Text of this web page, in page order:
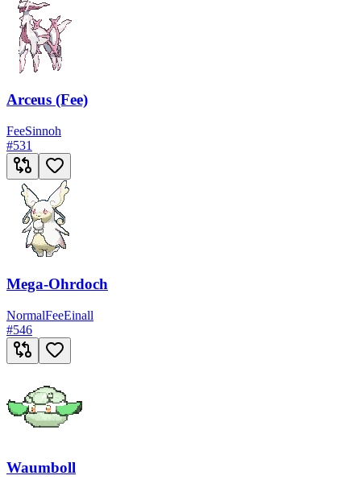
Arceus (Fee)
FeeSinnoh
#531
Mega-Ohrdoch
NormalFeeEinall
#546
Waumboll